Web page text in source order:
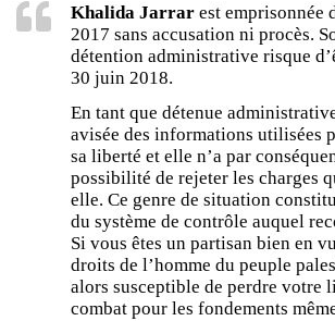
Khalida Jarrar est emprisonnée
2017 sans accusation ni procès.
détention administrative risque
30 juin 2018.
En tant que détenue
avisée des informations utilisées
sa liberté et elle n’a par
possibilité de rejeter les charges
elle. Ce genre de situation
du système de contrôle auquel
Si vous êtes un partisan bien en
droits de l’homme du peuple
alors susceptible de perdre votre
combat pour les fondements